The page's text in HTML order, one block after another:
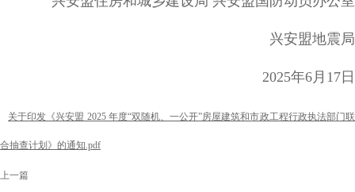
兴安盟地震局
2025年6月17日
关于印发《兴安盟 2025 年度“双随机、一公开”房屋建筑和市政工程行政执法部门联
合抽查计划》的通知.pdf
上一篇